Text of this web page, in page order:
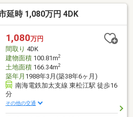
軽にご相談ください！☆☆お家購入
ライフプラン見直し、家族形態の
改装、メンテナンス、資産運用、贈
分野の専門家と共に、安心のサポー
☆☆ご連絡お待ちしております！株
4641
延時 1,080万円 4DK
1,080万円
間取り 4DK
建物面積100.81m2
土地面積166.34m2
築年月 1988年3月(築38年6ヶ月)
南海電鉄加太支線 東松江駅 徒歩16
分
その他の交通